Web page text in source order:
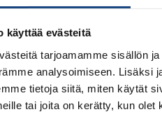
käyttää evästeitä
tarjoamamme sisällön
analysoimiseen. Lisäksi
tietoja siitä, miten käytät
tai joita on kerätty, kun olet
jälkeen